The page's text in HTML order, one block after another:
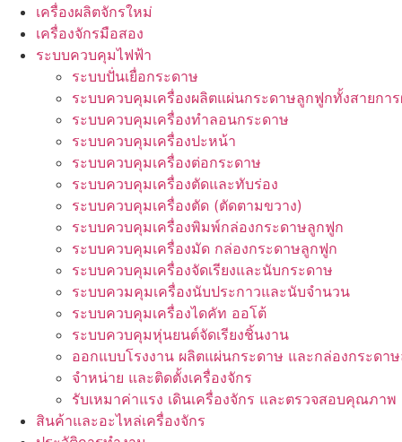
เครื่องผลิตจักรใหม่
เครื่องจักรมือสอง
ระบบควบคุมไฟฟ้า
ระบบปั่นเยื่อกระดาษ
ระบบควบคุมเครื่องผลิตแผ่นกระดาษลูกฟูกทั้งสายกา
ระบบควบคุมเครื่องทำลอนกระดาษ
ระบบควบคุมเครื่องปะหน้า
ระบบควบคุมเครื่องต่อกระดาษ
ระบบควบคุมเครื่องตัดและทับร่อง
ระบบควบคุมเครื่องตัด (ตัดตามขวาง)
ระบบควบคุมเครื่องพิมพ์กล่องกระดาษลูกฟูก
ระบบควบคุมเครื่องมัด กล่องกระดาษลูกฟูก
ระบบควบคุมเครื่องจัดเรียงและนับกระดาษ
ระบบควมคุมเครื่องนับประกาวและนับจำนวน
ระบบควบคุมเครื่องไดคัท ออโต้
ระบบควบคุมหุ่นยนต์จัดเรียงชิ้นงาน
ออกแบบโรงงาน ผลิตแผ่นกระดาษ และกล่องกระดา
จำหน่าย และติดตั้งเครื่องจักร
รับเหมาค่าแรง เดินเครื่องจักร และตรวจสอบคุณภาพ
สินค้าและอะไหล่เครื่องจักร